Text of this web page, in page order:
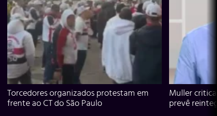
Torcedores organizados protestam em
frente ao CT do São Paulo
Muller
prevê